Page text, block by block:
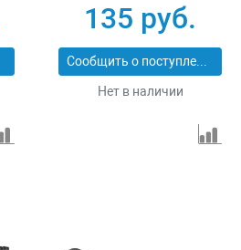
135 руб.
Сообщить о поступлении
Нет в наличии